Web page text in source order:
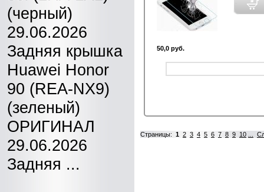
(черный)
29.06.2026
Задняя крышка
Huawei Honor
90 (REA-NX9)
(зеленый)
ОРИГИНАЛ
29.06.2026
Задняя ...
50,0 руб.
Страницы: 1 2 3 4 5 6 7 8 9 10